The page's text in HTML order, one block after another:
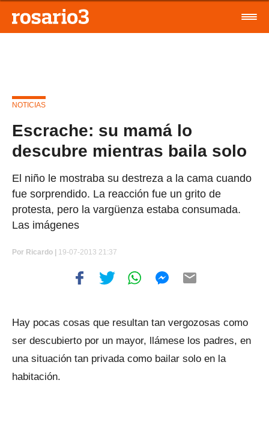
NOTICIAS
Escrache: su mamá lo
descubre mientras baila solo
El niño le mostraba su destreza a la cama cuando
fue sorprendido. La reacción fue un grito de
protesta, pero la vargüenza estaba consumada.
Las imágenes
Por Ricardo | 19-07-2013 21:37
Hay pocas cosas que resultan tan vergozosas como
ser descubierto por un mayor, llámese los padres, en
una situación tan privada como bailar solo en la
habitación.